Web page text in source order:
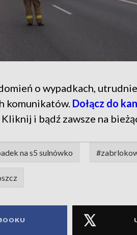
o wypadkach,
komunikatów. Dołącz do
Kliknij i bądź zawsze na
na s5 sulnówko